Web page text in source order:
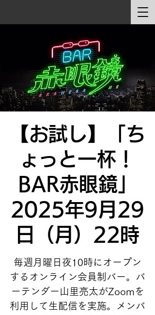
【お試し】「ち
ょっと一杯！
BAR赤眼鏡」
2025年9月29
日（月）22時
毎週月曜日夜10時にオープン
するオンライン会員制バー。バ
ーテンダー山里亮太がZoomを
利用して生配信を実施。メンバ